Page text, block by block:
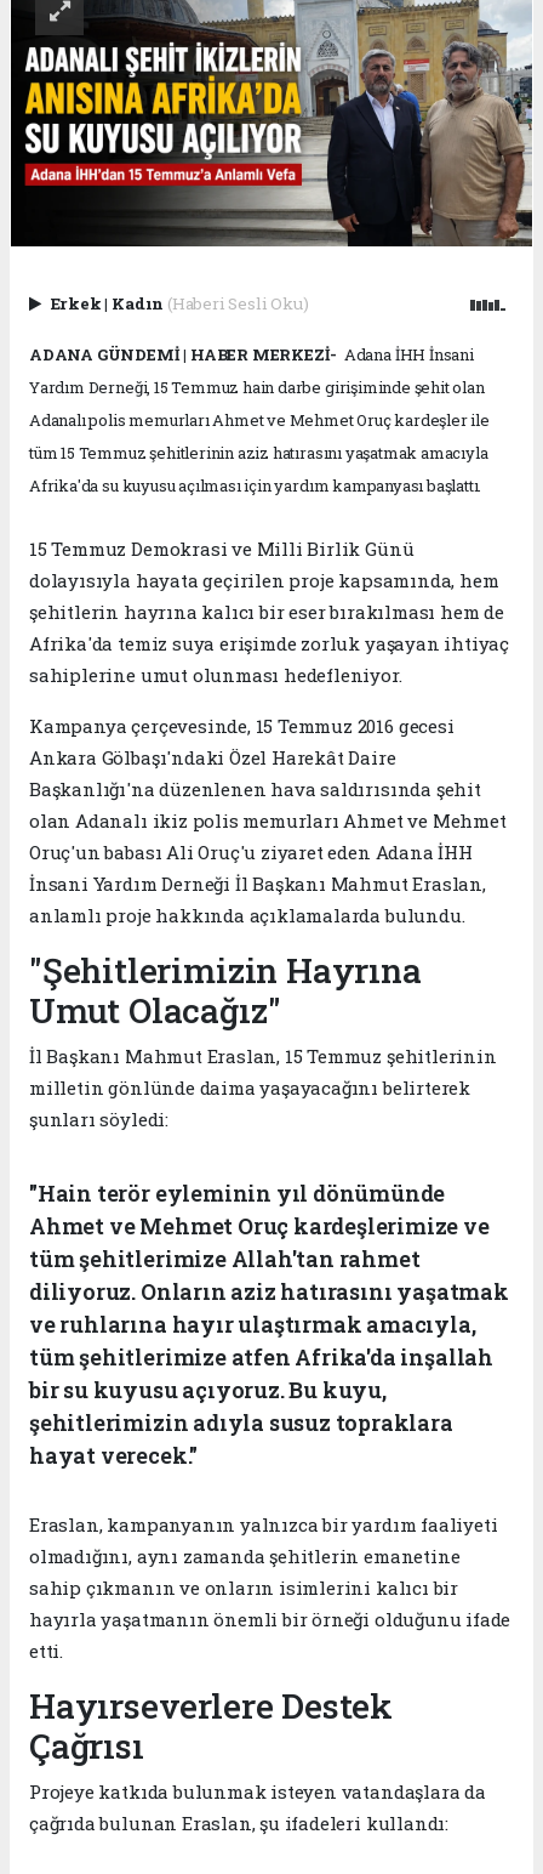
Erkek| Kadın (Haberi Sesli Oku)
ADANA GÜNDEMİ | HABER MERKEZİ- Adana İHH İnsani
Yardım Derneği, 15 Temmuz hain darbe girişiminde şehit olan
Adanalı polis memurları Ahmet ve Mehmet Oruç kardeşler ile
tüm 15 Temmuz şehitlerinin aziz hatırasını yaşatmak amacıyla
Afrika'da su kuyusu açılması için yardım kampanyası başlattı.
15 Temmuz Demokrasi ve Milli Birlik Günü
dolayısıyla hayata geçirilen proje kapsamında, hem
şehitlerin hayrına kalıcı bir eser bırakılması hem de
Afrika'da temiz suya erişimde zorluk yaşayan ihtiyaç
sahiplerine umut olunması hedefleniyor.
Kampanya çerçevesinde, 15 Temmuz 2016 gecesi
Ankara Gölbaşı'ndaki Özel Harekât Daire
Başkanlığı'na düzenlenen hava saldırısında şehit
olan Adanalı ikiz polis memurları Ahmet ve Mehmet
Oruç'un babası Ali Oruç'u ziyaret eden Adana İHH
İnsani Yardım Derneği İl Başkanı Mahmut Eraslan,
anlamlı proje hakkında açıklamalarda bulundu.
"Şehitlerimizin Hayrına
Umut Olacağız"
İl Başkanı Mahmut Eraslan, 15 Temmuz şehitlerinin
milletin gönlünde daima yaşayacağını belirterek
şunları söyledi:
"Hain terör eyleminin yıl dönümünde
Ahmet ve Mehmet Oruç kardeşlerimize ve
tüm şehitlerimize Allah'tan rahmet
diliyoruz. Onların aziz hatırasını yaşatmak
ve ruhlarına hayır ulaştırmak amacıyla,
tüm şehitlerimize atfen Afrika'da inşallah
bir su kuyusu açıyoruz. Bu kuyu,
şehitlerimizin adıyla susuz topraklara
hayat verecek."
Eraslan, kampanyanın yalnızca bir yardım faaliyeti
olmadığını, aynı zamanda şehitlerin emanetine
sahip çıkmanın ve onların isimlerini kalıcı bir
hayırla yaşatmanın önemli bir örneği olduğunu ifade
etti.
Hayırseverlere Destek
Çağrısı
Projeye katkıda bulunmak isteyen vatandaşlara da
çağrıda bulunan Eraslan, şu ifadeleri kullandı: